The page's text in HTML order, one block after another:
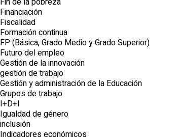
Financiación
Fiscalidad
Formación continua
FP (Básica, Grado Medio y Grado Superior)
Futuro del empleo
Gestión de la innovación
gestión de trabajo
Gestión y administración de la Educación
Grupos de trabajo
I+D+I
Igualdad de género
inclusión
Indicadores económicos